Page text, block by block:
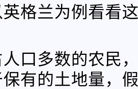
格兰为例看看
口多数的农民
有的土地量，